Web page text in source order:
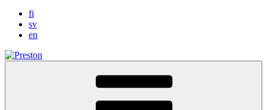
fi
sv
en